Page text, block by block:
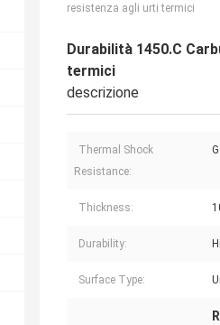
resistenza agli urti termici
Durabilità 1450.C
termici
descrizione
Thermal Shock
Resistance:
Thickness:
Durability:
Surface Type: